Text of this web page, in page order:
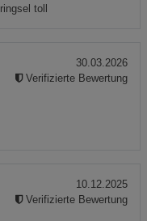
toll
30.03.2026
Verifizierte Bewertung
10.12.2025
Verifizierte Bewertung